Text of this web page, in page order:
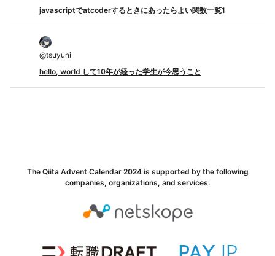
javascriptでatcoderするときにあったらよい関数一覧1
@tsuyuni
hello, world して10年が経った学生が今思うこと
The Qiita Advent Calendar 2024 is supported by the following
companies, organizations, and services.